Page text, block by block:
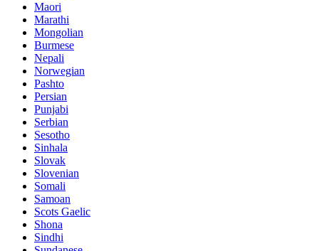
Maori
Marathi
Mongolian
Burmese
Nepali
Norwegian
Pashto
Persian
Punjabi
Serbian
Sesotho
Sinhala
Slovak
Slovenian
Somali
Samoan
Scots Gaelic
Shona
Sindhi